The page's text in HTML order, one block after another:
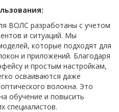
ВОЛС разработаны с учетом
и ситуаций. Мы
которые подходят для
и приложений. Благодаря
и простым настройкам,
осваиваются даже
волокна. Это
обучение и повысить
специалистов.